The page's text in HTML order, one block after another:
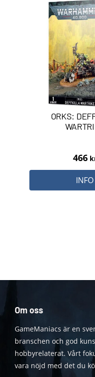
ORKS:
466
INFO
Om oss
GameManiacs är en
branschen och god
hobbyrelaterat. Vårt
vara nöjd med det du